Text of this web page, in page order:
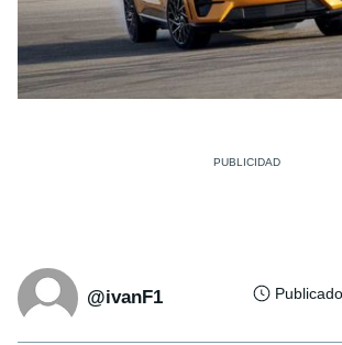
@ivanF1 Publicado